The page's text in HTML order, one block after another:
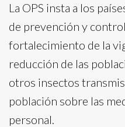
La OPS insta a los
de prevención y
fortalecimiento de la
reducción de las
otros insectos
población sobre las
personal.